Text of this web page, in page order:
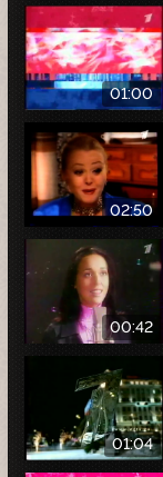
01:00
02:50
00:42
01:04